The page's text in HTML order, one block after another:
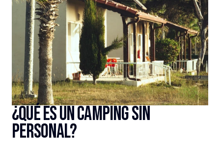
¿Qué es un camping sin
personal?